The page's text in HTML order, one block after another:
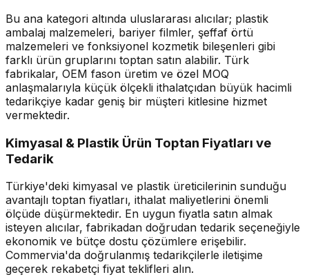
Bu ana kategori altında uluslararası alıcılar; plastik
ambalaj malzemeleri, bariyer filmler, şeffaf örtü
malzemeleri ve fonksiyonel kozmetik bileşenleri gibi
farklı ürün gruplarını toptan satın alabilir. Türk
fabrikalar, OEM fason üretim ve özel MOQ
anlaşmalarıyla küçük ölçekli ithalatçıdan büyük hacimli
tedarikçiye kadar geniş bir müşteri kitlesine hizmet
vermektedir.
Kimyasal & Plastik Ürün Toptan Fiyatları ve
Tedarik
Türkiye'deki kimyasal ve plastik üreticilerinin sunduğu
avantajlı toptan fiyatları, ithalat maliyetlerini önemli
ölçüde düşürmektedir. En uygun fiyatla satın almak
isteyen alıcılar, fabrikadan doğrudan tedarik seçeneğiyle
ekonomik ve bütçe dostu çözümlere erişebilir.
Commervia'da doğrulanmış tedarikçilerle iletişime
geçerek rekabetçi fiyat teklifleri alın.